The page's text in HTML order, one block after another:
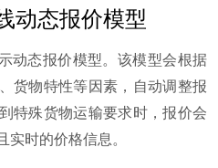
动态报价模型
动态报价模型。该模型会根据
货物特性等因素，自动调整报
特殊货物运输要求时，报价会
实时的价格信息。